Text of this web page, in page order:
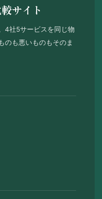
サイト
4社5サービスを同じ物
のも悪いものもそのま